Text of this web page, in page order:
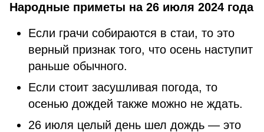
Народные приметы на 26 июля 2024 года
Если грачи собираются в стаи, то это
верный признак того, что осень наступит
раньше обычного.
Если стоит засушливая погода, то
осенью дождей также можно не ждать.
26 июля целый день шел дождь — это